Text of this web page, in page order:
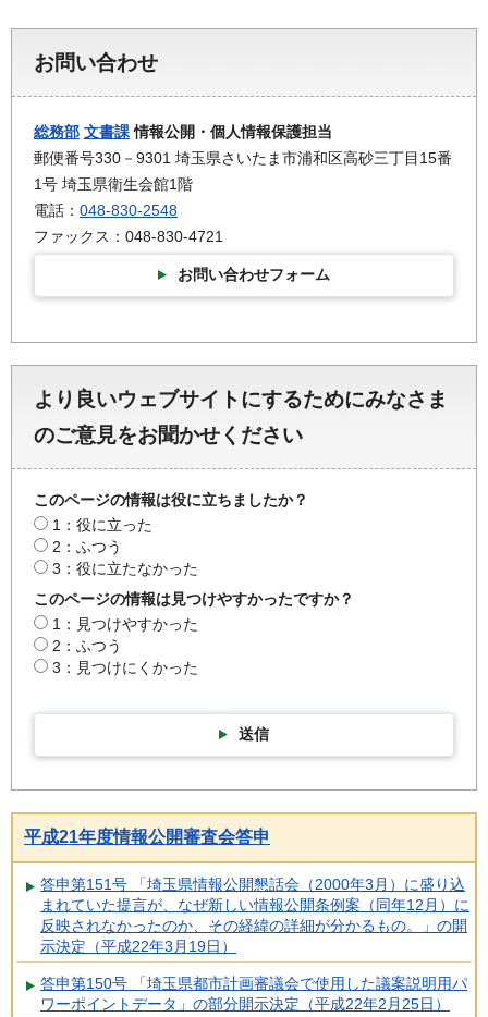
お問い合わせ
総務部 文書課情報公開・個人情報保護担当
郵便番号330－9301 埼玉県さいたま市浦和区高砂三丁目15番
1号 埼玉県衛生会館1階
電話： 048-830-2548
ファックス：048-830-4721
お問い合わせフォーム
より良いウェブサイトにするためにみなさま
のご意見をお聞かせください
このページの情報は役に立ちましたか？
1：役に立った
2：ふつう
3：役に立たなかった
このページの情報は見つけやすかったですか？
1：見つけやすかった
2：ふつう
3：見つけにくかった
送信
平成21年度情報公開審査会答申
答申第151号 「埼玉県情報公開懇話会（2000年3月）に盛り込
まれていた提言が、なぜ新しい情報公開条例案（同年12月）に
反映されなかったのか、その経緯の詳細が分かるもの。」の開
示決定（平成22年3月19日）
答申第150号 「埼玉県都市計画審議会で使用した議案説明用パ
ワーポイントデータ」の部分開示決定（平成22年2月25日）